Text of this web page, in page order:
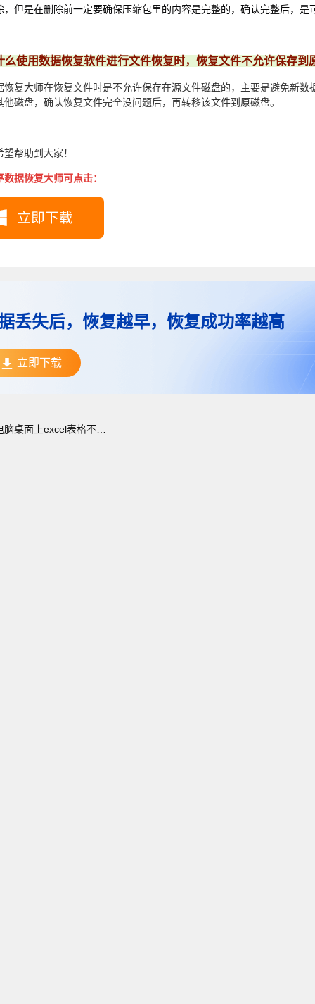
，但是在删除前一定要确保压缩包里的内容是完整的，确认完整后，是
么使用数据恢复软件进行文件恢复时，恢复文件不允许保存到
恢复大师在恢复文件时是不允许保存在源文件磁盘的，主要是避免新
他磁盘，确认恢复文件完全没问题后，再转移该文件到原磁盘。
帮助到大家！
数据恢复大师可点击：
丢失后，恢复越早，恢复成功率越高
立即下载